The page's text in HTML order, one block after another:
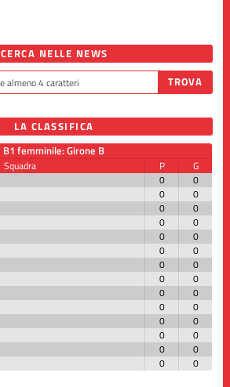
CERCA NELLE NEWS
LA CLASSIFICA
B1 femminile: Girone B
Squadra P
G
0
0
0
0
0
0
0
0
0
0
0
0
0
0
0
0
0
0
0
0
0
0
0
0
0
0
0 0